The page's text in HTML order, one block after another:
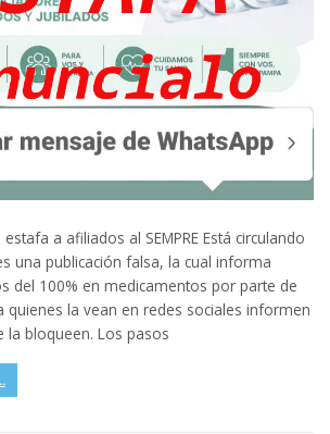
a afiliados al SEMPRE Está circulando
una publicación falsa, la cual informa
del 100% en medicamentos por parte de
quienes la vean en redes sociales informen
la bloqueen. Los pasos